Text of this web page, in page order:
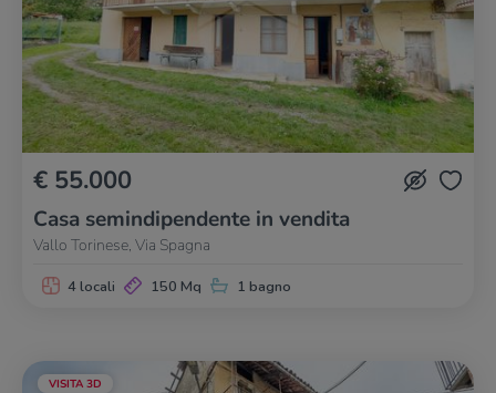
€ 55.000
Casa semindipendente in vendita
Vallo Torinese, Via Spagna
4 locali 150 Mq 1 bagno
VISITA 3D